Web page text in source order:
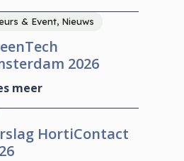
& Event, Nieuws
2026
meer
HortiContact